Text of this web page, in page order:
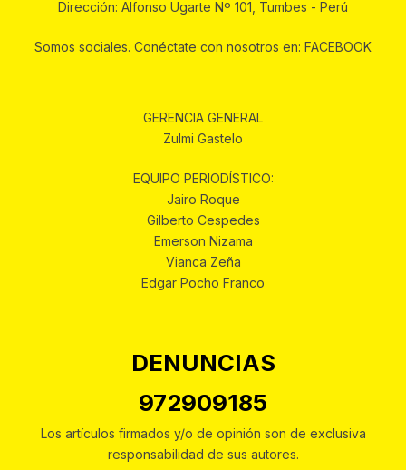
Dirección: Alfonso Ugarte Nº 101, Tumbes - Perú
Somos sociales. Conéctate con nosotros en: FACEBOOK
GERENCIA GENERAL
Zulmi Gastelo
EQUIPO PERIODÍSTICO:
Jairo Roque
Gilberto Cespedes
Emerson Nizama
Vianca Zeña
Edgar Pocho Franco
DENUNCIAS
972909185
Los artículos firmados y/o de opinión son de exclusiva
responsabilidad de sus autores.